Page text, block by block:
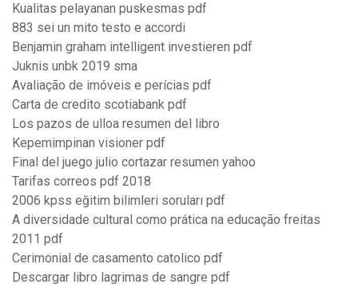
Kualitas pelayanan puskesmas pdf
883 sei un mito testo e accordi
Benjamin graham intelligent investieren pdf
Juknis unbk 2019 sma
Avaliação de imóveis e perícias pdf
Carta de credito scotiabank pdf
Los pazos de ulloa resumen del libro
Kepemimpinan visioner pdf
Final del juego julio cortazar resumen yahoo
Tarifas correos pdf 2018
2006 kpss eğitim bilimleri soruları pdf
A diversidade cultural como prática na educação freitas
2011 pdf
Cerimonial de casamento catolico pdf
Descargar libro lagrimas de sangre pdf